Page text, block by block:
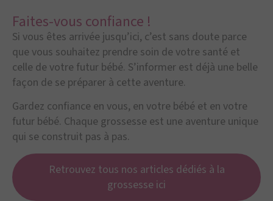
Faites-vous confiance !
Si vous êtes arrivée jusqu’ici, c’est sans doute parce
que vous souhaitez prendre soin de votre santé et
celle de votre futur bébé. S’informer est déjà une belle
façon de se préparer à cette aventure.
Gardez confiance en vous, en votre bébé et en votre
futur bébé. Chaque grossesse est une aventure unique
qui se construit pas à pas.
Retrouvez tous nos articles dédiés à la
grossesse ici